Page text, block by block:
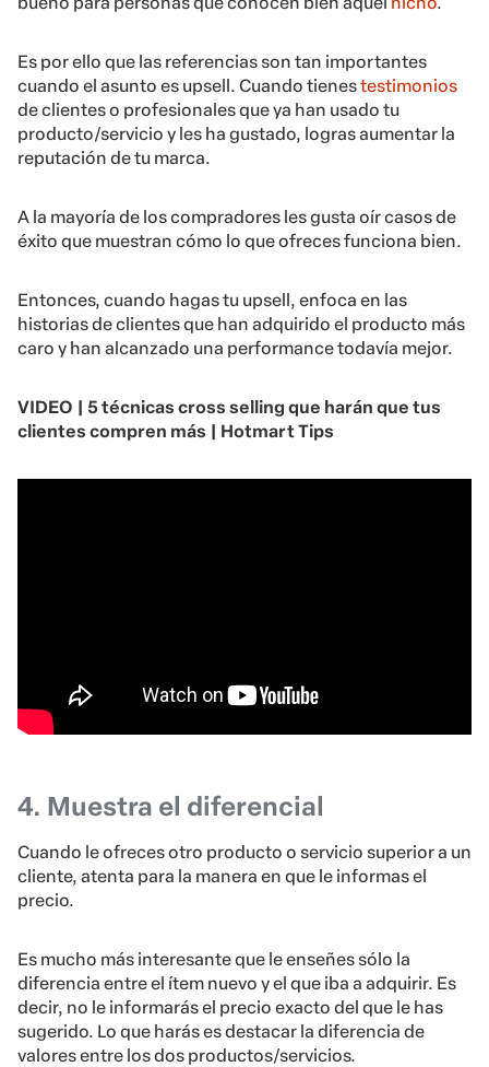
Es por ello que las referencias son tan importantes
cuando el asunto es upsell. Cuando tienestestimonios
de clientes o profesionales que ya han usado tu
producto/servicio y les ha gustado, logras aumentar la
reputación de tu marca.
A la mayoría de los compradores les gusta oír casos de
éxito que muestran cómo lo que ofreces funciona bien.
Entonces, cuando hagas tu upsell, enfoca en las
historias de clientes que han adquirido el producto más
caro y han alcanzado una performance todavía mejor.
VIDEO | 5 técnicas cross selling que harán que tus
clientes compren más | Hotmart Tips
4. Muestra el diferencial
Cuando le ofreces otro producto o servicio superior a un
cliente, atenta para la manera en que le informas el
precio.
Es mucho más interesante que le enseñes sólo la
diferencia entre el ítem nuevo y el que iba a adquirir. Es
decir, no le informarás el precio exacto del que le has
sugerido. Lo que harás es destacar la diferencia de
valores entre los dos productos/servicios.